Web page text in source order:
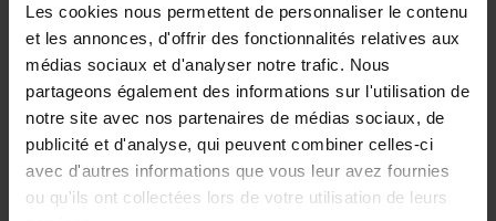
Les cookies nous permettent de personnaliser le contenu
et les annonces, d'offrir des fonctionnalités relatives aux
médias sociaux et d'analyser notre trafic. Nous
partageons également des informations sur l'utilisation de
notre site avec nos partenaires de médias sociaux, de
publicité et d'analyse, qui peuvent combiner celles-ci
avec d'autres informations que vous leur avez fournies
ou qu'ils ont collectées lors de votre utilisation de leurs
Building Bonds = Building
Business
Jochen Roef Jozefien De Feyter
Carolien Boom
Couverture souple
2025 200
€29,99